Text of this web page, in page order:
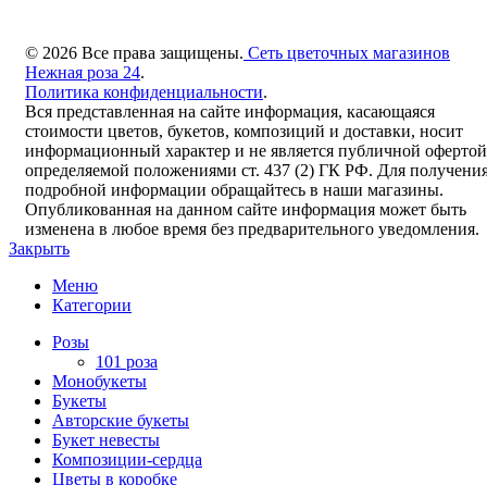
© 2026 Все права защищены. Сеть цветочных магазинов
Нежная роза 24.
Политика конфиденциальности.
Вся представленная на сайте информация, касающаяся
стоимости цветов, букетов, композиций и доставки, носит
информационный характер и не является публичной
определяемой положениями ст. 437 (2) ГК РФ. Для
подробной информации обращайтесь в наши магазины.
Опубликованная на данном сайте информация может быть
изменена в любое время без предварительного уведомления.
Закрыть
Меню
Категории
Розы
101 роза
Монобукеты
Букеты
Авторские букеты
Букет невесты
Композиции-сердца
Цветы в коробке